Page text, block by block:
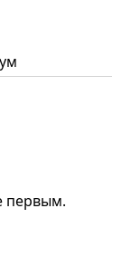
первым.